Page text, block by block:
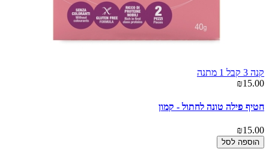
קנה 3 קבל 1 מתנה
₪15.00
חטיף פילה טונה לחתול - קמון
₪15.00
הוספה לסל